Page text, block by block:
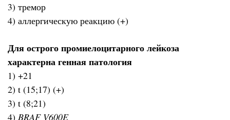
3) тремор
4) аллергическую реакцию (+)
Для острого промиелоцитарного лейкоза
характерна генная патология
1) +21
2) t (15;17) (+)
3) t (8;21)
4) BRAF V600E